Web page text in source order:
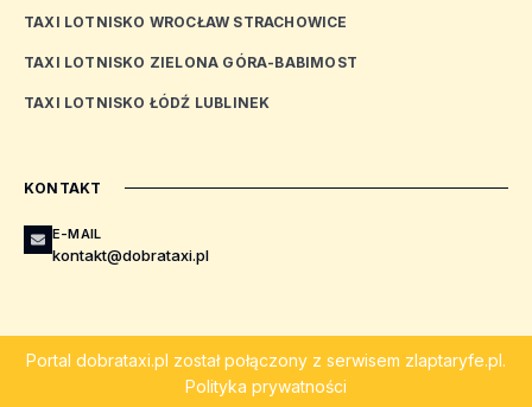
TAXI LOTNISKO WROCŁAW STRACHOWICE
TAXI LOTNISKO ZIELONA GÓRA-BABIMOST
TAXI LOTNISKO ŁÓDŹ LUBLINEK
KONTAKT
E-MAIL
kontakt@dobrataxi.pl
Portal dobrataxi.pl został połączony z serwisem zlaptaryfe.pl.
Polityka prywatności